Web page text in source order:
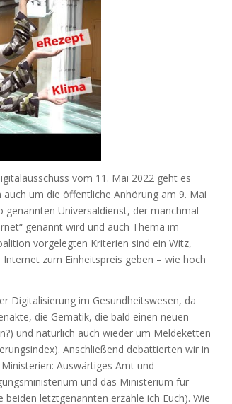
vom 11. Mai 2022 geht es
um die öffentliche Anhörung am 9. Mai
Universaldienst, der manchmal
genannt wird und auch Thema im
vorgelegten Kriterien sind ein Witz,
zum Einheitspreis geben – wie hoch
Digitalisierung im Gesundheitswesen, da
die Gematik, die bald einen neuen
und natürlich auch wieder um Meldeketten
Anschließend debattierten wir in
Auswärtiges Amt und
und das Ministerium für
letztgenannten erzähle ich Euch). Wie